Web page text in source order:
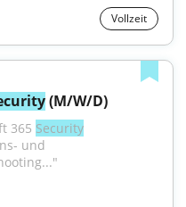
Vollzeit
(M/W/D)
365 Security
und